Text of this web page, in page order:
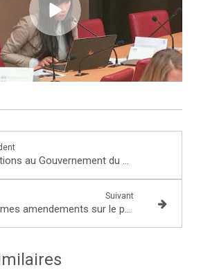
Questions au Gouvernement du mardi 14 mai : Présentation du décret de création du Conseil de défense écologique annoncé par le Président de la République en avril dernier
Suivant
Adoption de mes amendements sur le projet de loi d’orientation des mobilités en Commission du développement durable